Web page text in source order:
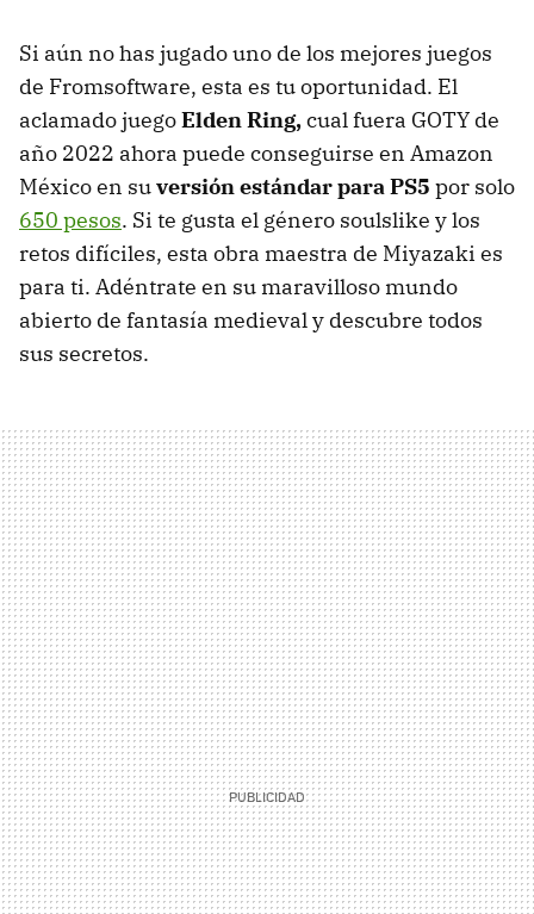
Si aún no has jugado uno de los mejores juegos
de Fromsoftware, esta es tu oportunidad. El
aclamado juegoElden Ring,cual fuera GOTY de
año 2022 ahora puede conseguirse en Amazon
México en suversión estándar para PS5 por solo
650 pesos. Si te gusta el género soulslike y los
retos difíciles, esta obra maestra de Miyazaki es
para ti. Adéntrate en su maravilloso mundo
abierto de fantasía medieval y descubre todos
sus secretos.